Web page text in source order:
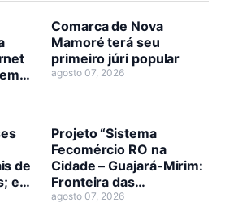
Comarca de Nova
Mamoré terá seu
primeiro júri popular
agosto 07, 2026
de
em
Projeto “Sistema
Fecomércio RO na
Cidade – Guajará-Mirim:
Fronteira das
Oportunidades” é
agosto 07, 2026